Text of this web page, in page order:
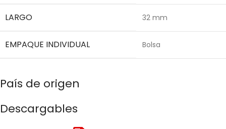
LARGO 32 mm
EMPAQUE INDIVIDUAL Bolsa
País de origen
Descargables